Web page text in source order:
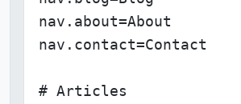
nav.about=About
nav.contact=Contact
# Articles